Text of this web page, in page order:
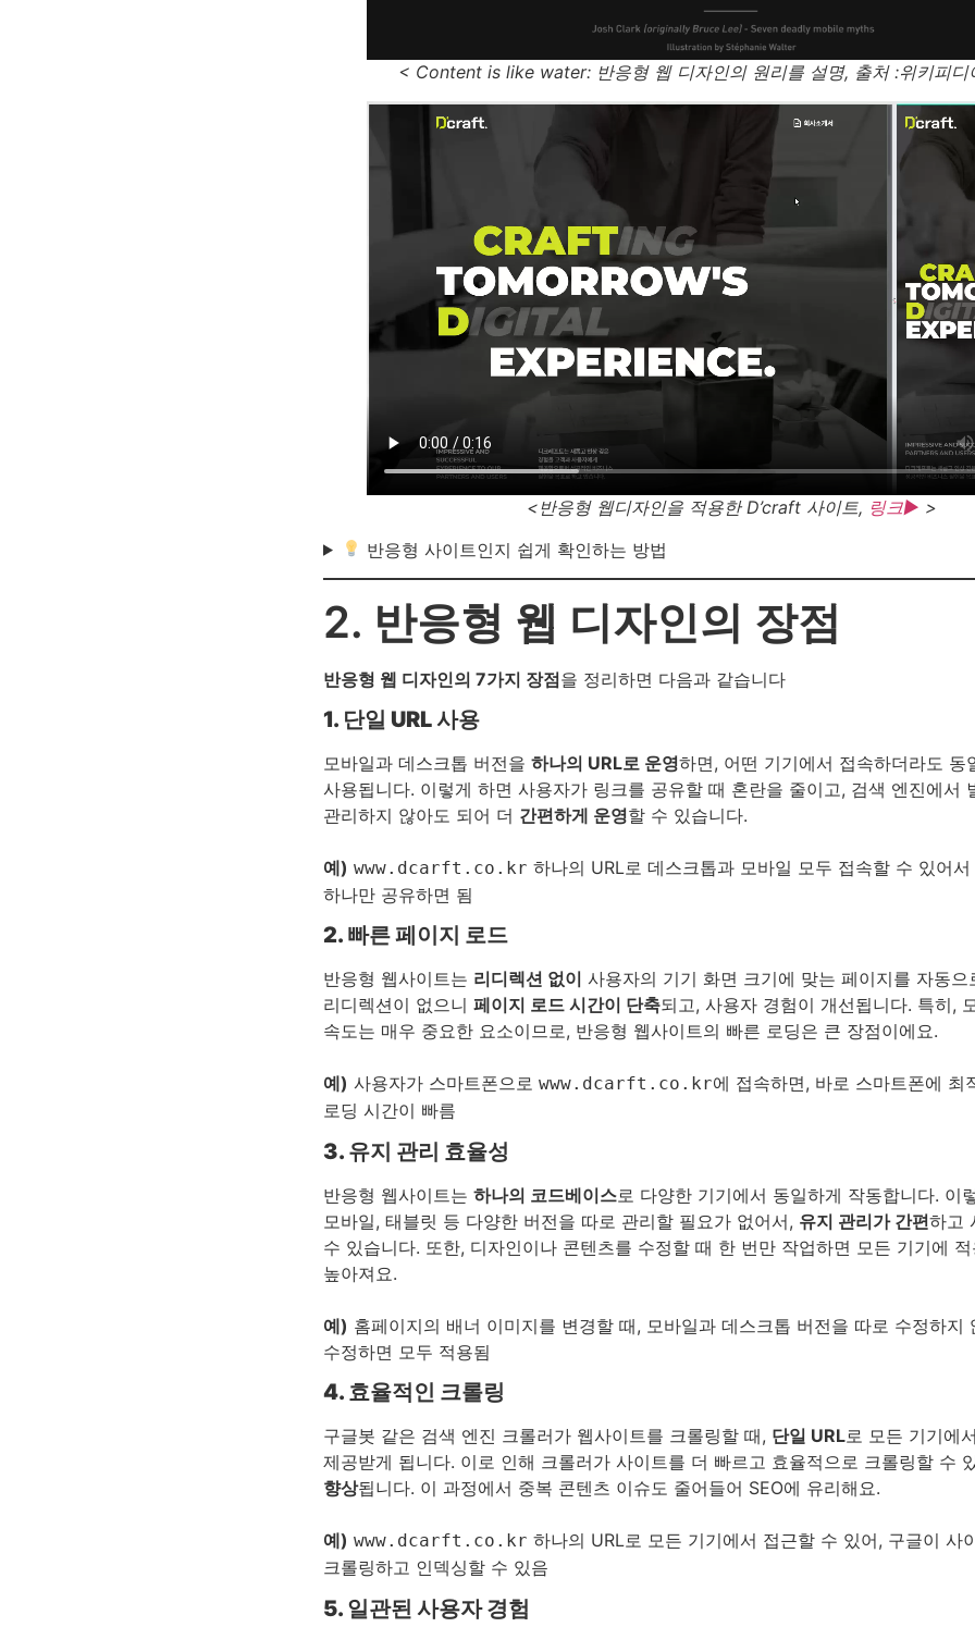
< Content is like water: 반응형 웹 디자인의 원리를 설명, 출처 :위키피디
<반응형 웹디자인을 적용한 D’craft 사이트, 링크▶ >
반응형 사이트인지 쉽게 확인하는 방법
2. 반응형 웹 디자인의 장점
반응형 웹 디자인의 7가지 장점을 정리하면 다음과 같습니다
1. 단일 URL 사용
모바일과 데스크톱 버전을 하나의 URL로 운영하면, 어떤 기기에서 접속하더라도 동
사용됩니다. 이렇게 하면 사용자가 링크를 공유할 때 혼란을 줄이고, 검색 엔진에서
관리하지 않아도 되어 더 간편하게 운영할 수 있습니다.
예) www.dcarft.co.kr 하나의 URL로 데스크톱과 모바일 모두 접속할 수 있어
하나만 공유하면 됨
2. 빠른 페이지 로드
반응형 웹사이트는 리디렉션 없이 사용자의 기기 화면 크기에 맞는 페이지를 자동으
리디렉션이 없으니 페이지 로드 시간이 단축되고, 사용자 경험이 개선됩니다. 특히,
속도는 매우 중요한 요소이므로, 반응형 웹사이트의 빠른 로딩은 큰 장점이에요.
예) 사용자가 스마트폰으로 www.dcarft.co.kr에 접속하면, 바로 스마트폰에 최
로딩 시간이 빠름
3. 유지 관리 효율성
반응형 웹사이트는 하나의 코드베이스로 다양한 기기에서 동일하게 작동합니다. 이
모바일, 태블릿 등 다양한 버전을 따로 관리할 필요가 없어서, 유지 관리가 간편하고
수 있습니다. 또한, 디자인이나 콘텐츠를 수정할 때 한 번만 작업하면 모든 기기에
높아져요.
예) 홈페이지의 배너 이미지를 변경할 때, 모바일과 데스크톱 버전을 따로 수정하지
수정하면 모두 적용됨
4. 효율적인 크롤링
구글봇 같은 검색 엔진 크롤러가 웹사이트를 크롤링할 때, 단일 URL로 모든 기기에
제공받게 됩니다. 이로 인해 크롤러가 사이트를 더 빠르고 효율적으로 크롤링할 수
향상됩니다. 이 과정에서 중복 콘텐츠 이슈도 줄어들어 SEO에 유리해요.
예) www.dcarft.co.kr 하나의 URL로 모든 기기에서 접근할 수 있어, 구글이 사
크롤링하고 인덱싱할 수 있음
5. 일관된 사용자 경험